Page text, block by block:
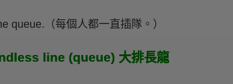
queue.（每個人都一直插隊。）
line (queue) 大排長龍